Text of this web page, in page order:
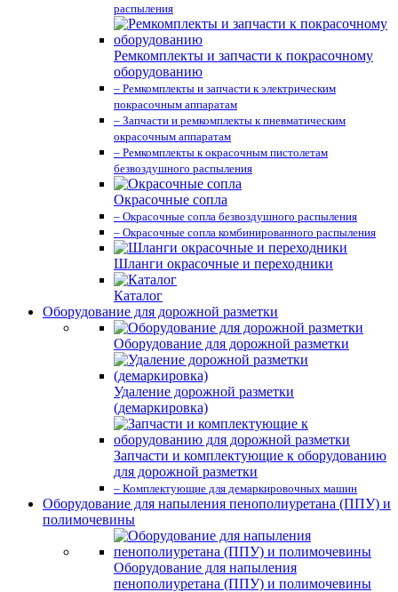
распыления
Ремкомплекты и запчасти к покрасочному
оборудованию
– Ремкомплекты и запчасти к электрическим
покрасочным аппаратам
– Запчасти и ремкомплекты к пневматическим
окрасочным аппаратам
– Ремкомплекты к окрасочным пистолетам
безвоздушного распыления
Окрасочные сопла
– Окрасочные сопла безвоздушного распыления
– Окрасочные сопла комбинированного распыления
Шланги окрасочные и переходники
Каталог
Оборудование для дорожной разметки
Оборудование для дорожной разметки
Удаление дорожной разметки
(демаркировка)
Запчасти и комплектующие к оборудованию
для дорожной разметки
– Комплектующие для демаркировочных машин
Оборудование для напыления пенополиуретана (ППУ) и
полимочевины
Оборудование для напыления
пенополиуретана (ППУ) и полимочевины